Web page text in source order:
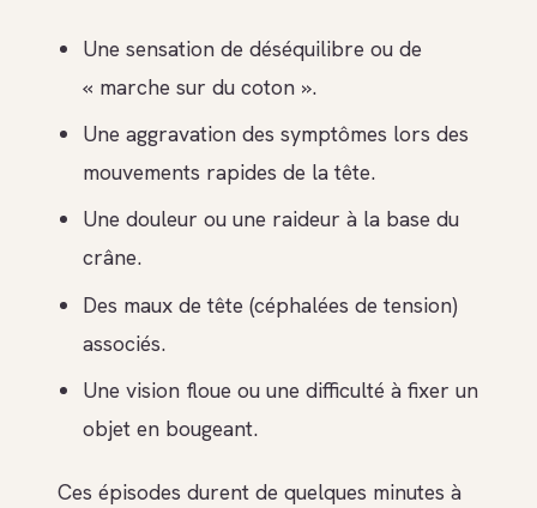
Une sensation de déséquilibre ou de
« marche sur du coton ».
Une aggravation des symptômes lors des
mouvements rapides de la tête.
Une douleur ou une raideur à la base du
crâne.
Des maux de tête (céphalées de tension)
associés.
Une vision floue ou une difficulté à fixer un
objet en bougeant.
Ces épisodes durent de quelques minutes à